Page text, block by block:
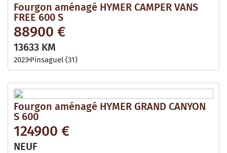
Fourgon aménagé HYMER CAMPER VANS
FREE 600 S
88900 €
13633 KM
2023 Pinsaguel (31)
Fourgon aménagé HYMER GRAND CANYON
S 600
124900 €
NEUF